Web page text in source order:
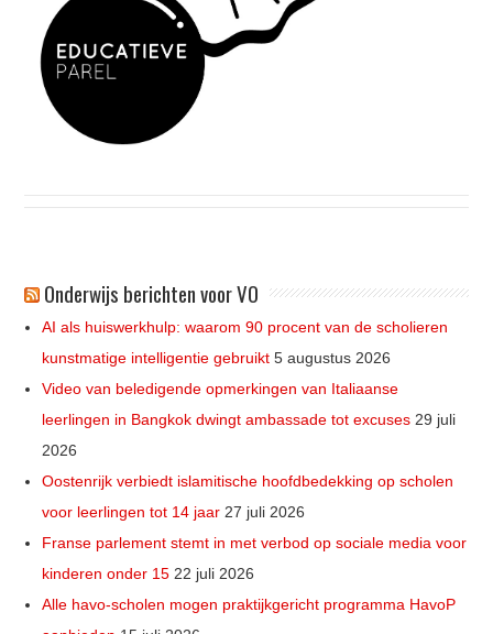
Onderwijs berichten voor VO
AI als huiswerkhulp: waarom 90 procent van de scholieren
kunstmatige intelligentie gebruikt 5 augustus 2026
Video van beledigende opmerkingen van Italiaanse
leerlingen in Bangkok dwingt ambassade tot excuses 29 juli
2026
Oostenrijk verbiedt islamitische hoofdbedekking op scholen
voor leerlingen tot 14 jaar 27 juli 2026
Franse parlement stemt in met verbod op sociale media voor
kinderen onder 15 22 juli 2026
Alle havo-scholen mogen praktijkgericht programma HavoP